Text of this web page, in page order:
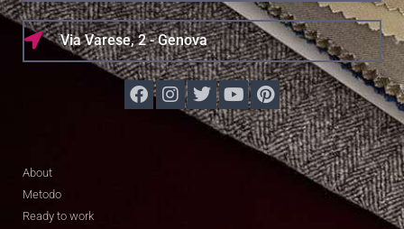
Via Varese, 2 - Genova
About
Metodo
Ready to work